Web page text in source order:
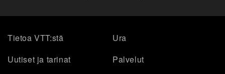
Tietoa VTT:stä
Ura
Uutiset ja tarinat
Palvelut